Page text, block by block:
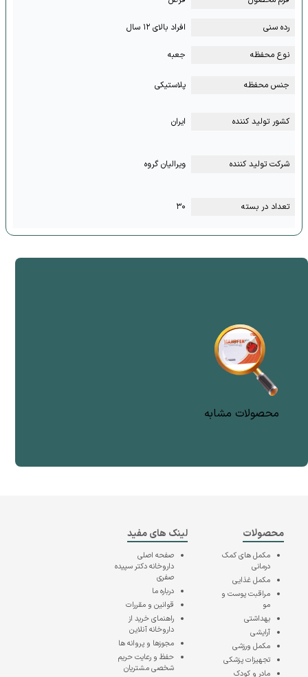
رده سنی افراد بالای ۱۲ سال
نوع محفظه جعبه
جنس محفظه پلاستیکی
کشور تولید کننده ایران
شرکت تولید کننده ویرالیان گروه
تعداد در بسته ۳۰
محصولات مشابه
محصولات
مکمل های کمک
درمانی
مکمل غذایی
مراقبت پوست و
مو
بهداشتی
آرایشی
مکمل ورزشی
تجهیزات پزشکی
مادر و کودک
لینک های مفید
صفحه اصلی
داروخانه دکتر سپیده
صفری
درباره ما
قوانین و مقررات
راهنمای خرید از
داروخانه آنلاین
مجوزها و پروانه ها
حفظ و رعایت حریم
شخصی مشتریان